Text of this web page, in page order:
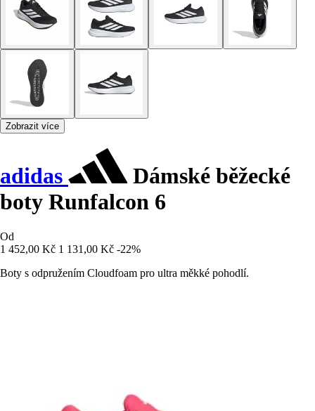
Zobrazit více
adidas
Dámské běžecké
boty Runfalcon 6
Od
1 452,00 Kč 1 131,00 Kč -22%
Boty s odpružením Cloudfoam pro ultra měkké pohodlí.